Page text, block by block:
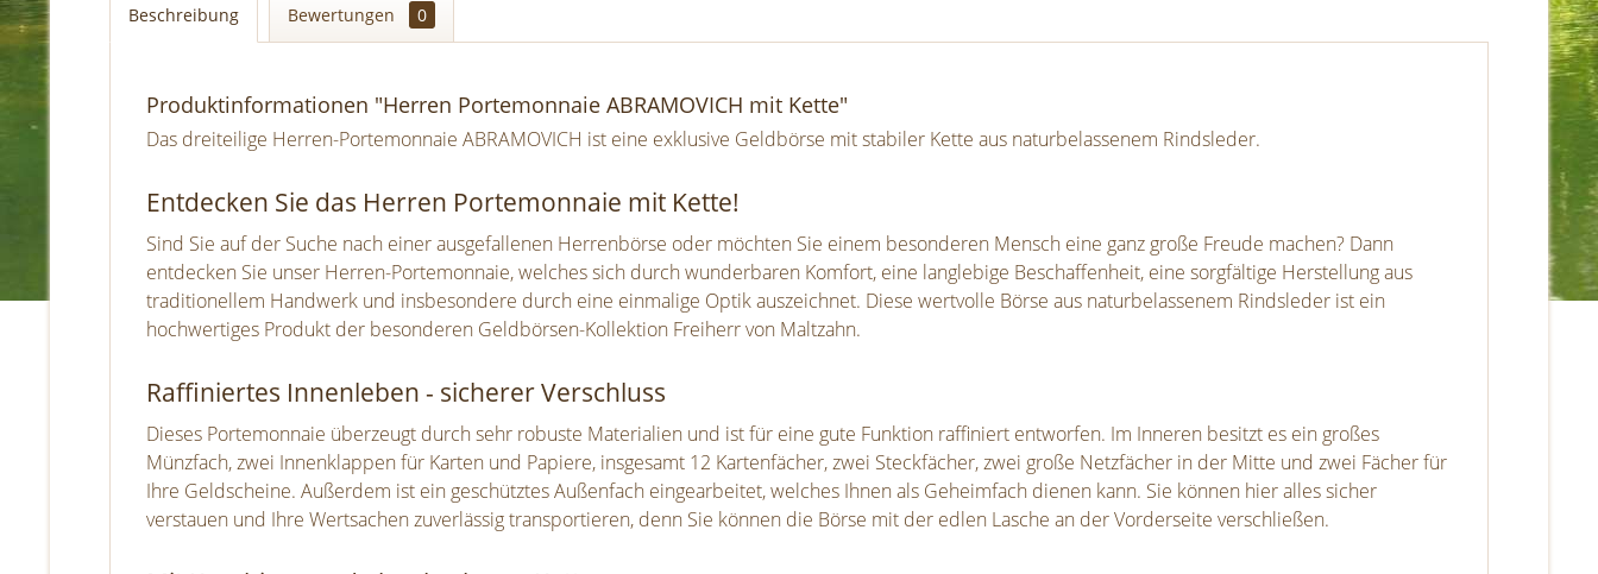
Beschreibung Bewertungen 0
Produktinformationen "Herren Portemonnaie ABRAMOVICH mit Kette"
Das dreiteilige Herren-Portemonnaie ABRAMOVICH ist eine exklusive Geldbörse mit stabiler Kette aus naturbelassenem Rindsleder.
Entdecken Sie das Herren Portemonnaie mit Kette!
Sind Sie auf der Suche nach einer ausgefallenen Herrenbörse oder möchten Sie einem besonderen Mensch eine ganz große Freude machen? Dann
entdecken Sie unser Herren-Portemonnaie, welches sich durch wunderbaren Komfort, eine langlebige Beschaffenheit, eine sorgfältige Herstellung aus
traditionellem Handwerk und insbesondere durch eine einmalige Optik auszeichnet. Diese wertvolle Börse aus naturbelassenem Rindsleder ist ein
hochwertiges Produkt der besonderen Geldbörsen-Kollektion Freiherr von Maltzahn.
Raffiniertes Innenleben - sicherer Verschluss
Dieses Portemonnaie überzeugt durch sehr robuste Materialien und ist für eine gute Funktion raffiniert entworfen. Im Inneren besitzt es ein großes
Münzfach, zwei Innenklappen für Karten und Papiere, insgesamt 12 Kartenfächer, zwei Steckfächer, zwei große Netzfächer in der Mitte und zwei Fächer für
Ihre Geldscheine. Außerdem ist ein geschütztes Außenfach eingearbeitet, welches Ihnen als Geheimfach dienen kann. Sie können hier alles sicher
verstauen und Ihre Wertsachen zuverlässig transportieren, denn Sie können die Börse mit der edlen Lasche an der Vorderseite verschließen.